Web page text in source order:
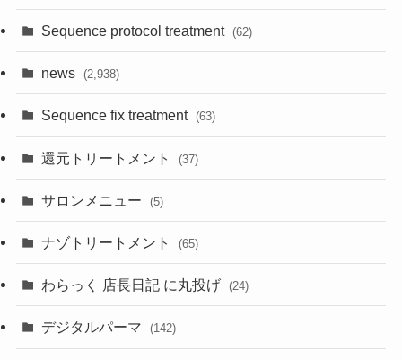
Sequence protocol treatment (62)
news (2,938)
Sequence fix treatment (63)
還元トリートメント (37)
サロンメニュー (5)
ナゾトリートメント (65)
わらっく 店長日記 に丸投げ (24)
デジタルパーマ (142)